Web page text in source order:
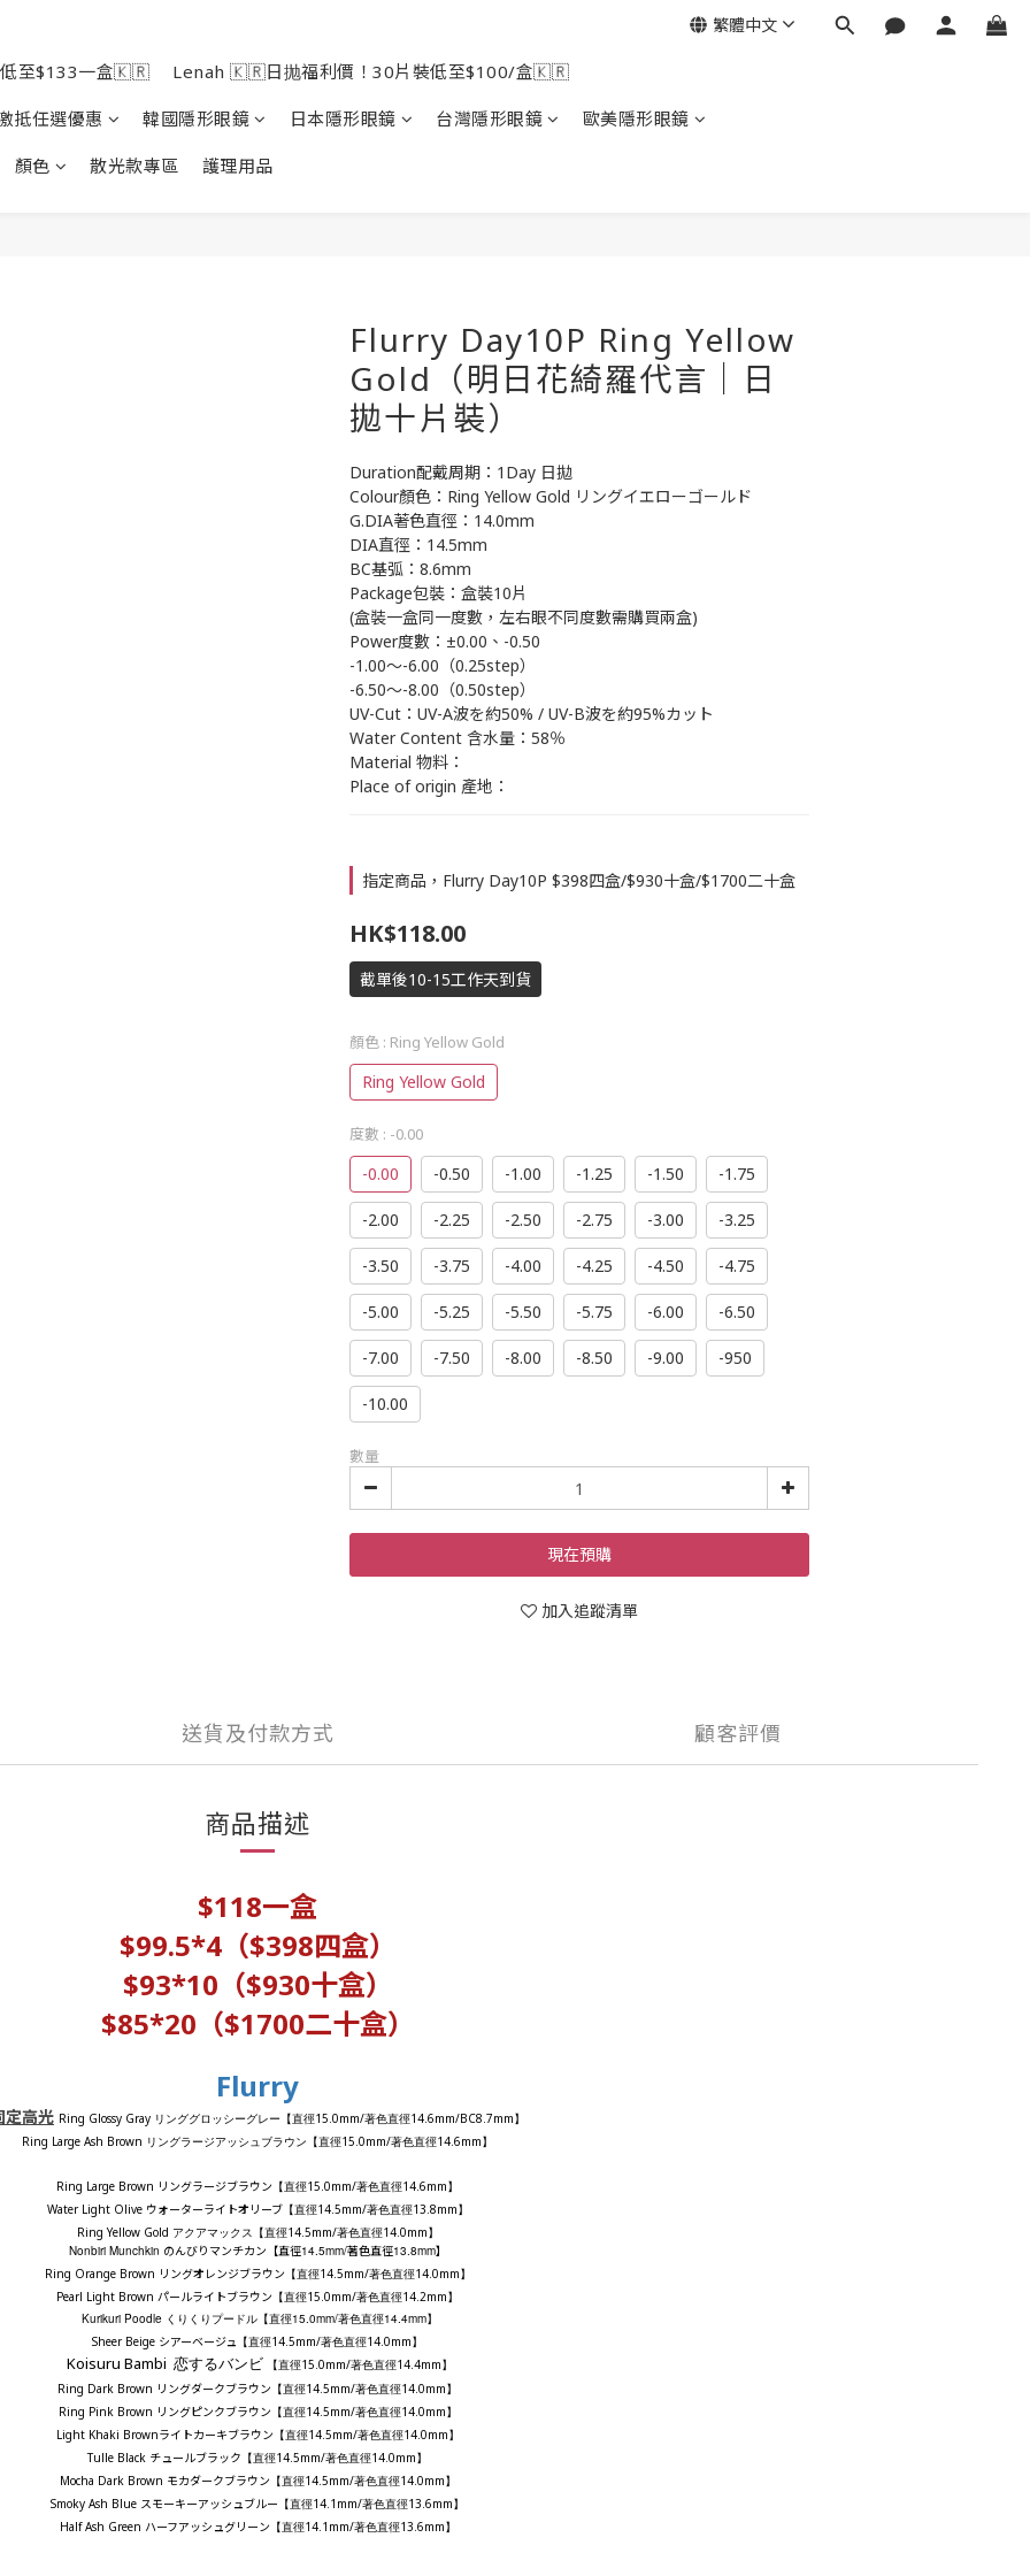
至$133一盒🇰🇷 Lenah 🇰🇷日抛福利價！30片裝低至$100/盒🇰🇷
抵任選優惠 韓國隱形眼鏡 日本隱形眼鏡 台灣隱形眼鏡 歐美隱形眼鏡
顏色 散光款專區 護理用品
繁體中文
Flurry Day10P Ring Yellow
Gold（明日花綺羅代言｜日
拋十片裝）
Duration配戴周期：1Day 日拋
Colour顏色：Ring Yellow Gold リングイエローゴールド
G.DIA著色直徑：14.0mm
DIA直徑：14.5mm
BC基弧：8.6mm
Package包裝：盒裝10片
(盒裝一盒同一度數，左右眼不同度數需購買兩盒)
Power度數：±0.00、-0.50
-1.00～-6.00（0.25step）
-6.50～-8.00（0.50step）
UV-Cut：UV-A波を約50% / UV-B波を約95%カット
Water Content 含水量：58％
Material 物料：
Place of origin 產地：
指定商品，Flurry Day10P $398四盒/$930十盒/$1700二十盒
HK$118.00
截單後10-15工作天到貨
顏色 : Ring Yellow Gold
Ring Yellow Gold
度數 : -0.00
-0.00 -0.50 -1.00 -1.25 -1.50 -1.75
-2.00 -2.25 -2.50 -2.75 -3.00 -3.25
-3.50 -3.75 -4.00 -4.25 -4.50 -4.75
-5.00 -5.25 -5.50 -5.75 -6.00 -6.50
-7.00 -7.50 -8.00 -8.50 -9.00 -950
-10.00
數量
現在預購
加入追蹤清單
送貨及付款方式 顧客評價
商品描述
$118一盒
$99.5*4（$398四盒）
$93*10（$930十盒）
$85*20（$1700二十盒）
Flurry
定高光 Ring Glossy Gray リンググロッシーグレー 【直徑15.0mm/著色直徑14.6mm/BC8.7mm】
Ring Large Ash Brown リングラージアッシュブラウン 【直徑15.0mm/著色直徑14.6mm】
Ring Large Brown リングラージブラウン 【直徑15.0mm/著色直徑14.6mm】
Water Light Olive ウォーターライトオリーブ【直徑14.5mm/著色直徑13.8mm】
Ring Yellow Gold アクアマックス 【直徑14.5mm/著色直徑14.0mm】
Nonbiri Munchkin のんびりマンチカン 【直徑14.5mm/著色直徑13.8mm】
Ring Orange Brown リングオレンジブラウン 【直徑14.5mm/著色直徑14.0mm】
Pearl Light Brown パールライトブラウン 【直徑15.0mm/著色直徑14.2mm】
Kurikuri Poodle くりくりプードル【直徑15.0mm/著色直徑14.4mm】
Sheer Beige シアーベージュ 【直徑14.5mm/著色直徑14.0mm】
Koisuru Bambi 恋するバンビ 【直徑15.0mm/著色直徑14.4mm】
Ring Dark Brown リングダークブラウン 【直徑14.5mm/著色直徑14.0mm】
Ring Pink Brown リングピンクブラウン 【直徑14.5mm/著色直徑14.0mm】
Light Khaki Brownライトカーキブラウン 【直徑14.5mm/著色直徑14.0mm】
Tulle Black チュールブラック 【直徑14.5mm/著色直徑14.0mm】
Mocha Dark Brown モカダークブラウン 【直徑14.5mm/著色直徑14.0mm】
Smoky Ash Blue スモーキーアッシュブルー 【直徑14.1mm/著色直徑13.6mm】
Half Ash Green ハーフアッシュグリーン 【直徑14.1mm/著色直徑13.6mm】